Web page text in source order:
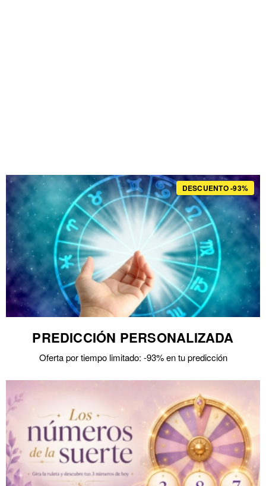
DESCUENTO -93%
PREDICCIÓN PERSONALIZADA
Oferta por tiempo limitado: -93% en tu predicción